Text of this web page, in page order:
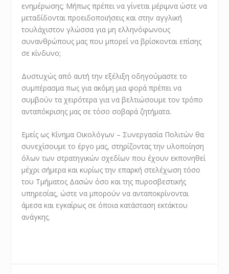
ενημέρωσης; Μήπως πρέπει να γίνεται μέριμνα ώστε να
μεταδίδονται προειδοποιήσεις και στην αγγλική
τουλάχιστον γλώσσα για μη ελληνόφωνους
συνανθρώπους μας που μπορεί να βρίσκονται επίσης
σε κίνδυνο;
Δυστυχώς από αυτή την εξέλιξη οδηγούμαστε το
συμπέρασμα πως για ακόμη μια φορά πρέπει να
συμβούν τα χειρότερα για να βελτιώσουμε τον τρόπο
ανταπόκρισης μας σε τόσο σοβαρά ζητήματα.
Εμείς ως Κίνημα Οικολόγων – Συνεργασία Πολιτών θα
συνεχίσουμε το έργο μας, στηρίζοντας την υλοποίηση
όλων των στρατηγικών σχεδίων που έχουν εκπονηθεί
μέχρι σήμερα και κυρίως την επαρκή στελέχωση τόσο
του Τμήματος Δασών όσο και της πυροσβεστικής
υπηρεσίας, ώστε να μπορούν να ανταποκρίνονται
άμεσα και εγκαίρως σε όποια κατάσταση εκτάκτου
ανάγκης.